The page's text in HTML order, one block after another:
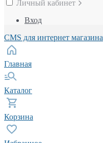
Личный кабинет
Вход
CMS для интернет магазина
Главная
Каталог
Корзина